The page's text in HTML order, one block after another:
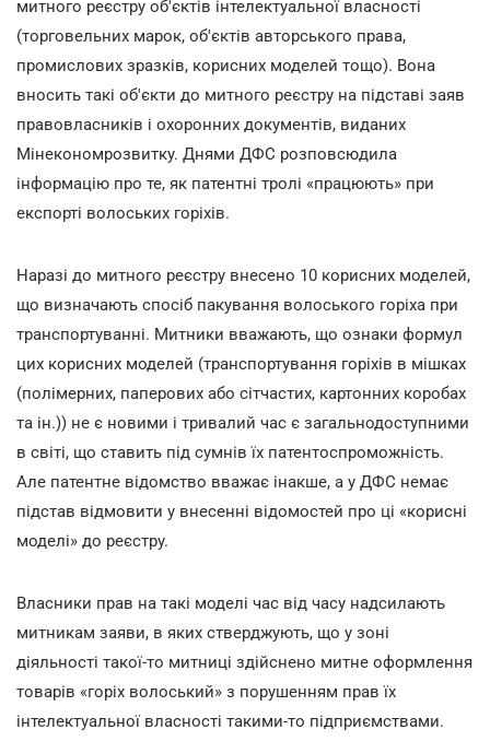
митного реєстру об'єктів інтелектуальної власності
(торговельних марок, об'єктів авторського права,
промислових зразків, корисних моделей тощо). Вона
вносить такі об'єкти до митного реєстру на підставі заяв
правовласників і охоронних документів, виданих
Мінекономрозвитку. Днями ДФС розповсюдила
інформацію про те, як патентні тролі «працюють» при
експорті волоських горіхів.
Наразі до митного реєстру внесено 10 корисних моделей,
що визначають спосіб пакування волоського горіха при
транспортуванні. Митники вважають, що ознаки формул
цих корисних моделей (транспортування горіхів в мішках
(полімерних, паперових або сітчастих, картонних коробах
та ін.)) не є новими і тривалий час є загальнодоступними
в світі, що ставить під сумнів їх патентоспроможність.
Але патентне відомство вважає інакше, а у ДФС немає
підстав відмовити у внесенні відомостей про ці «корисні
моделі» до реєстру.
Власники прав на такі моделі час від часу надсилають
митникам заяви, в яких стверджують, що у зоні
діяльності такої-то митниці здійснено митне оформлення
товарів «горіх волоський» з порушенням прав їх
інтелектуальної власності такими-то підприємствами.